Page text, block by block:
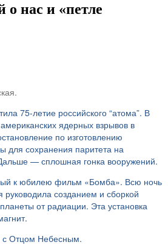
нас и «петле
75-летие российского “атома”. В
ядерных взрывов в
по изготовлению
для сохранения паритета на
— сплошная гонка вооружений.
к юбилею фильм «Бомба». Всю ночь
руководила созданием и сборкой
от радиации. Эта установка
с Отцом Небесным.